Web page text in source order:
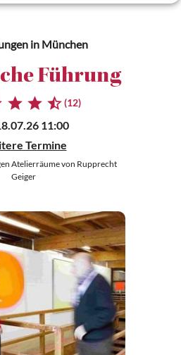
in München
Führung
(12)
11:00
Termine
Atelierräume von Rupprecht
Geiger